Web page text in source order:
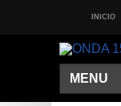
INICIO
MENU